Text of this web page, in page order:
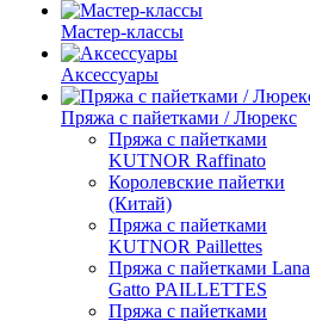
Мастер-классы
Аксессуары
Пряжа с пайетками / Люрекс
Пряжа с пайетками
KUTNOR Raffinato
Королевские пайетки
(Китай)
Пряжа с пайетками
KUTNOR Paillettes
Пряжа с пайетками Lana
Gatto PAILLETTES
Пряжа с пайетками